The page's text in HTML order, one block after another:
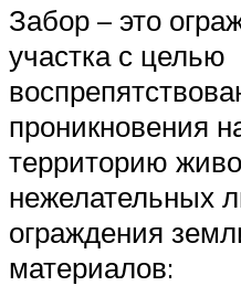
Забор – это
участка с целью
проникновения
территорию
нежелательных
ограждения
материалов: